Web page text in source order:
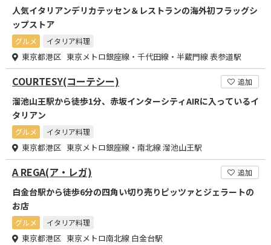
人気イタリアンデリカテッセン＆レストランの海外初フラッグシ
ップストア
グルメ イタリア料理
東京都港区 東京メトロ銀座線・千代田線・半蔵門線 表参道駅
COURTESY(コーテシー) 追加
溜池山王駅から徒歩1分、赤坂インターシティAIRに入っているイ
タリアン
グルメ イタリア料理
東京都港区 東京メトロ銀座線・南北線 溜池山王駅
A REGA(ア・レガ) 追加
白金台駅から徒歩6分の四角い切り売りピッツァとジェラートの
お店
グルメ イタリア料理
東京都港区 東京メトロ南北線 白金台駅